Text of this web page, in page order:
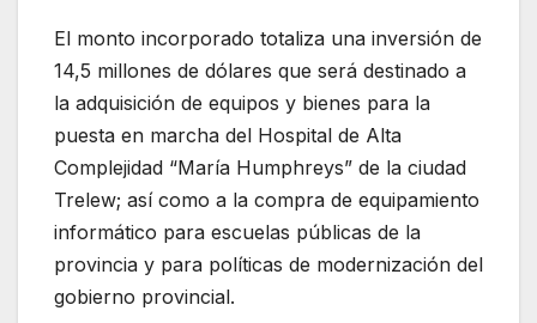
El monto incorporado totaliza una inversión de
14,5 millones de dólares que será destinado a
la adquisición de equipos y bienes para la
puesta en marcha del Hospital de Alta
Complejidad “María Humphreys” de la ciudad
Trelew; así como a la compra de equipamiento
informático para escuelas públicas de la
provincia y para políticas de modernización del
gobierno provincial.